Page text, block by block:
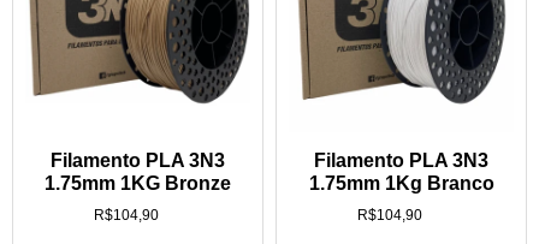
Filamento PLA 3N3
1.75mm 1KG Bronze
R$104,90
Filamento PLA 3N3
1.75mm 1Kg Branco
R$104,90